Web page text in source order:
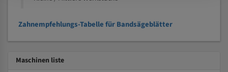
Zahnempfehlungs-Tabelle für Bandsägeblätter
Maschinen liste